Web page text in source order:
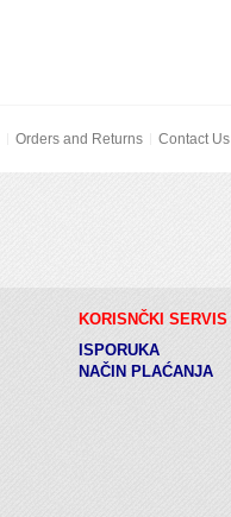
Orders and Returns Contact Us
KORISNČKI SERVIS
ISPORUKA
NAČIN PLAĆANJA